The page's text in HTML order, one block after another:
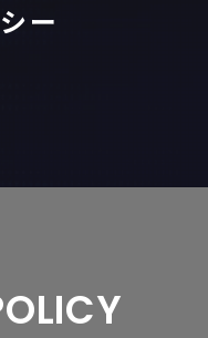
ー